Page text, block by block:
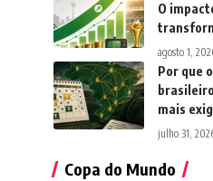
O
agosto 1,
Por que
mais
julho 31,
Copa do Mundo